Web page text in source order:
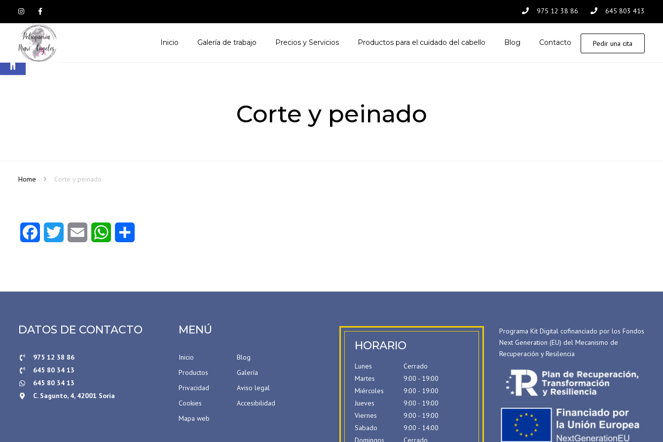
Abrir barra de herramientas
975 12 38 86 645 803 413
Inicio Galería de trabajo Precios y Servicios Productos para el cuidado del cabello Blog Contacto Pedir una cita
Corte y peinado
Home Corte y peinado
FacebookTwitter Email WhatsApp
DATOS DE CONTACTO
975 12 38 86
645 80 34 13
645 80 34 13
C. Sagunto, 4, 42001 Soria
MENÚ
Inicio
Blog
Productos
Galería
Privacidad
Aviso legal
Cookies
Accesibilidad
Mapa web
HORARIO
Lunes
Cerrado
Martes
9:00 - 19:00
Miércoles
9:00 - 19:00
Jueves
9:00 - 19:00
Viernes
9:00 - 19:00
Sabado
9:00 - 14:00
Domingos
Cerrado
Programa Kit Digital cofinanciado por los Fondos
Next Generation (EU) del Mecanismo de
Recuperación y Resilencia